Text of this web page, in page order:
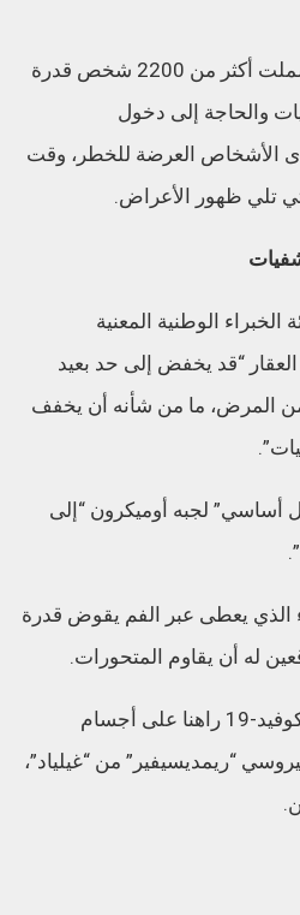
وأظهرت تجارب سريرية شملت أكثر من 2200 شخص قدرة
والحاجة إلى دخول
بنسبة 88 % لدى الأشخاص العرضة للخطر، وقت
تلي ظهور الأعراض.
الوطنية المعنية
إن العقار “قد يخفض إلى حد بعيد
المرض، ما من شأنه أن يخفف
أساسي” لجبه أوميكرون “إلى
الذي يعطى عبر الفم يقوض قدرة
له أن يقاوم المتحورات.
وتقتصر أبرز العلاجات ضد كوفيد-19 راهنا على أجسام
“ريمديسيفير” من “غيلياد”،